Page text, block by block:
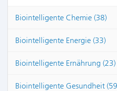
Biointelligente Chemie (38)
Biointelligente Energie (33)
Biointelligente Ernährung (23)
Biointelligente Gesundheit